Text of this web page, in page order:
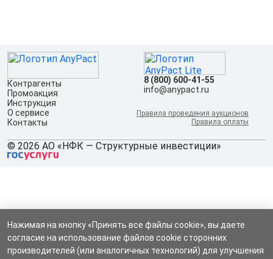
Контрагенты
Промоакция
Инструкция
О сервисе
Контакты
8 (800) 600-41-55
info@anypact.ru
Правила проведения аукционов
Правила оплаты
© 2026 АО «НФК — Структурные инвестиции»
Нажимая на кнопку «Принять все файлы cookie», вы даете
согласие на использование файлов cookie сторонних
производителей (или аналогичных технологий) для улучшения